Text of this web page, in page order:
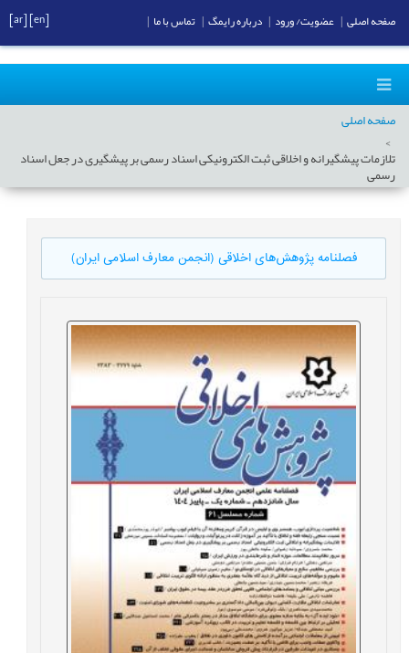
صفحه اصلی
تلازمات پیشگیرانه و اخلاقی ثبت الکترونیکی اسناد رسمی بر پیشگیری در جعل اسناد
رسمی
فصلنامه پژوهش‌های اخلاقی (انجمن معارف اسلامی ایران)
صفحه اصلی عضویت/ ورود درباره رایمگ تماس با ما [ar]